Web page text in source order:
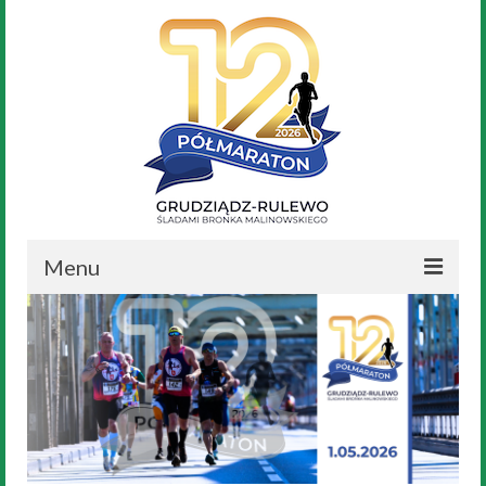
Menu
Aktualności
Nasz Bronek
Regulamin
Trasa Biegu